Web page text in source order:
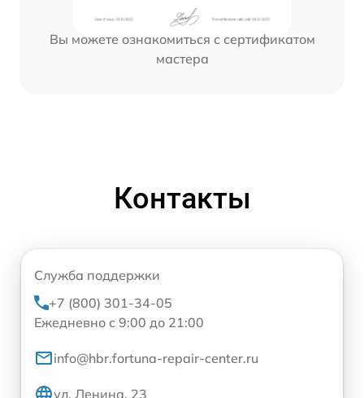
Вы можете ознакомиться с сертификатом
мастера
Контакты
Служба поддержки
+7 (800) 301-34-05
Ежедневно с 9:00 до 21:00
info@hbr.fortuna-repair-center.ru
ул. Ленина, 23